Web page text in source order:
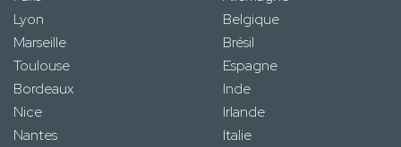
Lyon
Marseille
Toulouse
Bordeaux
Nice
Nantes
Belgique
Brésil
Espagne
Inde
Irlande
Italie